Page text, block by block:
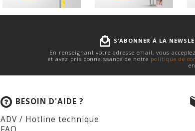
S’ABONNER À LA
En renseignant votre adresse email, vous
et avez pris connaissance de notre politique de
BESOIN D'AIDE ?
ADV / Hotline technique